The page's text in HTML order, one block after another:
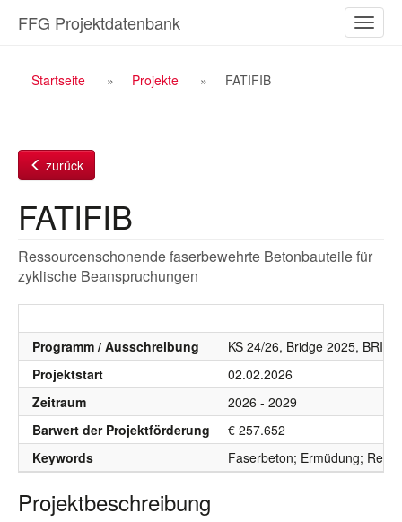
Inhalt
ein-/
FFG Projektdatenbank
Breadcrumb
Startseite Projekte FATIFIB
zurück
FATIFIB
Ressourcenschonende faserbewehrte Betonbauteile für
zyklische Beanspruchungen
Programm / Ausschreibung
KS 24/26, Bridge 2025,
Projektstart
02.02.2026
Zeitraum
2026 - 2029
Barwert der Projektförderung
€ 257.652
Keywords
Faserbeton; Ermüdung;
Projektbeschreibung